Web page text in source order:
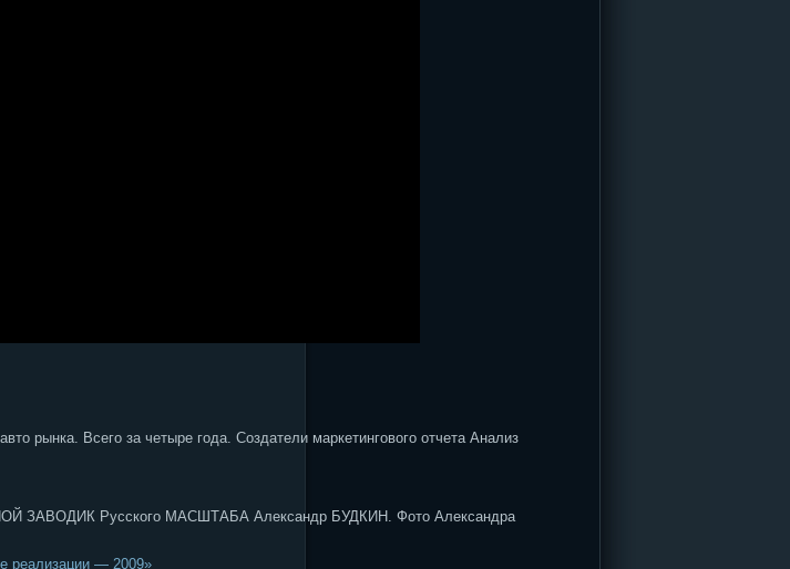
рынка. Всего за четыре года. Создатели маркетингового отчета Анализ
Русского МАСШТАБА Александр БУДКИН. Фото Александра
реализации — 2009»